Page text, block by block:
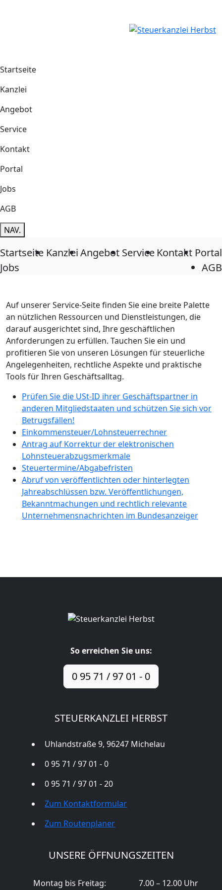
Startseite
Kanzlei
Angebot
Service
Kontakt
Portal
Jobs
AGB
NAV.
Startseite KanzleiAngebot Service Kontakt Portal
Jobs
AGB
Auf unserer Service-Seite finden Sie eine breite Palette
an nützlichen Ressourcen und Dienstleistungen, die
darauf ausgerichtet sind, Ihre geschäftlichen
Anforderungen zu erfüllen. Tauchen Sie ein und
profitieren Sie von unseren Lösungen für steuerliche
Angelegenheiten, rechtliche Aspekte und praktische
Tools für Ihren Geschäftsalltag.
Prüfen Sie die USt-ID ihrer Geschäftspartner in
anderen Mitgliedstaaten und schützen Sie sich vor
Betrugsfällen!
Einkommensteuer/Lohnsteuerrechner
Antrag auf Korrektur der elektronischen
Lohnsteuerabzugsmerkmale
Steuertermine/Abgabefristen
Abruf von veröffentlichten oder hinterlegten
Jahreabschlüssen bzw. Veröffentlichungen,
Bekanntmachungen und rechtlich relevante
Unternehmensnachrichten im Bundesanzeiger
So erreichen Sie uns:
0 95 71 / 97 01 - 0
STEUERKANZLEI HERBST
Uhlandstraße 9, 96247 Michelau
0 95 71 / 97 01 - 0
0 95 71 / 97 01 - 20
Zum Kontaktformular
Zum Routenplaner
UNSERE ÖFFNUNGSZEITEN
Montag bis Freitag: 7.00 – 12.00 Uhr